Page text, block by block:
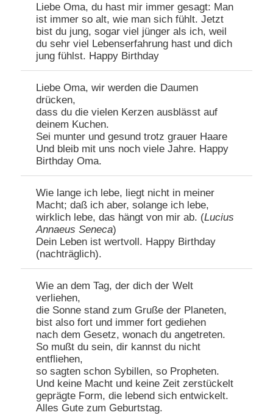
Liebe Oma, du hast mir immer gesagt: Man
ist immer so alt, wie man sich fühlt. Jetzt
bist du jung, sogar viel jünger als ich, weil
du sehr viel Lebenserfahrung hast und dich
jung fühlst. Happy Birthday
Liebe Oma, wir werden die Daumen
drücken,
dass du die vielen Kerzen ausblässt auf
deinem Kuchen.
Sei munter und gesund trotz grauer Haare
Und bleib mit uns noch viele Jahre. Happy
Birthday Oma.
Wie lange ich lebe, liegt nicht in meiner
Macht; daß ich aber, solange ich lebe,
wirklich lebe, das hängt von mir ab. (Lucius
Annaeus Seneca)
Dein Leben ist wertvoll. Happy Birthday
(nachträglich).
Wie an dem Tag, der dich der Welt
verliehen,
die Sonne stand zum Gruße der Planeten,
bist also fort und immer fort gediehen
nach dem Gesetz, wonach du angetreten.
So mußt du sein, dir kannst du nicht
entfliehen,
so sagten schon Sybillen, so Propheten.
Und keine Macht und keine Zeit zerstückelt
geprägte Form, die lebend sich entwickelt.
Alles Gute zum Geburtstag.